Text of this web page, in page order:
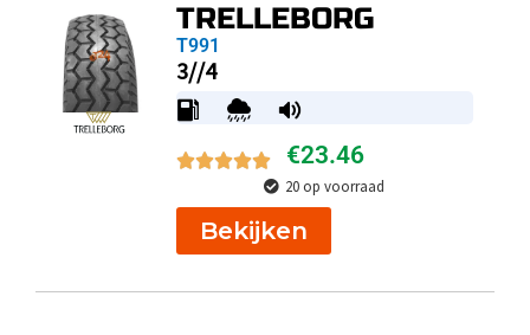
TRELLEBORG
T991
3//4
€23.46
20 op voorraad
Bekijken